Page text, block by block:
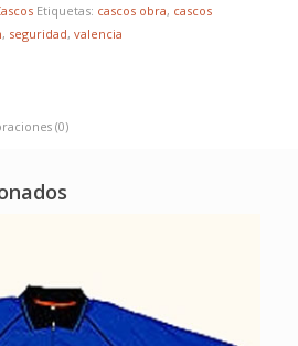
Etiquetas: cascos obra, cascos
, seguridad, valencia
(0)